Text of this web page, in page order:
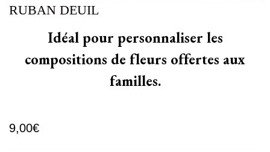
RUBAN DEUIL
Idéal pour personnaliser les
compositions de fleurs offertes aux
familles.
9,00€